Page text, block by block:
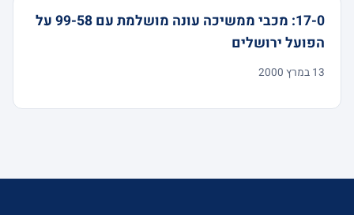
17-0: מכבי ממשיכה עונה מושלמת עם 99-58 על
הפועל ירושלים
13 במרץ 2000